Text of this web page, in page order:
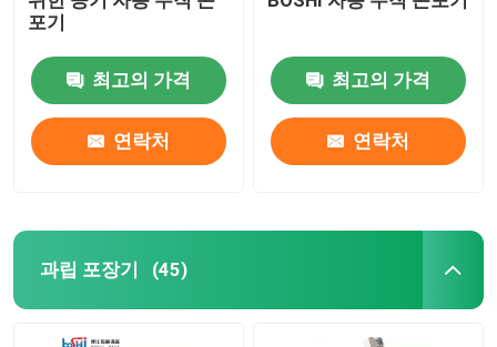
포기
최고의 가격
연락처
최고의 가격
연락처
과립 포장기 (45)